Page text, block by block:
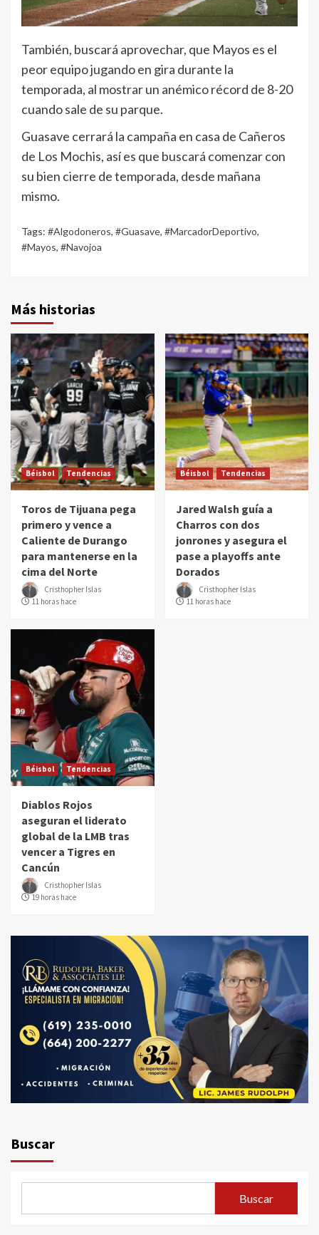
También, buscará aprovechar, que Mayos es el
peor equipo jugando en gira durante la
temporada, al mostrar un anémico récord de 8-20
cuando sale de su parque.
Guasave cerrará la campaña en casa de Cañeros
de Los Mochis, así es que buscará comenzar con
su bien cierre de temporada, desde mañana
mismo.
Tags: #Algodoneros, #Guasave, #MarcadorDeportivo,
#Mayos, #Navojoa
Más historias
Béisbol Tendencias
Toros de Tijuana pega
primero y vence a
Caliente de Durango
para mantenerse en la
cima del Norte
Cristhopher Islas
11 horas hace
Béisbol Tendencias
Jared Walsh guía a
Charros con dos
jonrones y asegura el
pase a playoffs ante
Dorados
Cristhopher Islas
11 horas hace
Béisbol Tendencias
Diablos Rojos
aseguran el liderato
global de la LMB tras
vencer a Tigres en
Cancún
Cristhopher Islas
19 horas hace
Buscar
Buscar